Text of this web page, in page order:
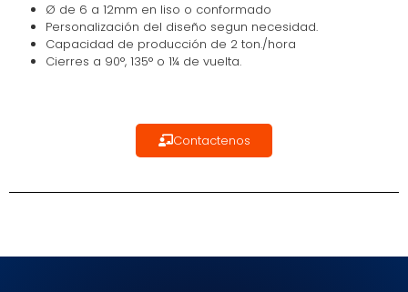
Ø de 6 a 12mm en liso o conformado
Personalización del diseño segun necesidad.
Capacidad de producción de 2 ton./hora
Cierres a 90°, 135° o 1¼ de vuelta.
Contactenos